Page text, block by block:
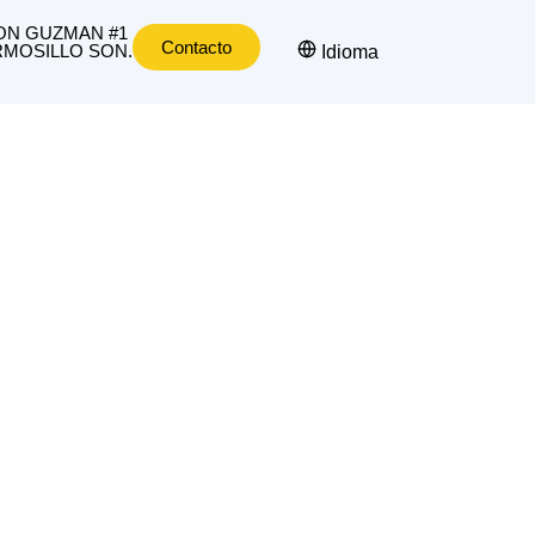
GUZMAN #1
SON.
Contacto Idioma